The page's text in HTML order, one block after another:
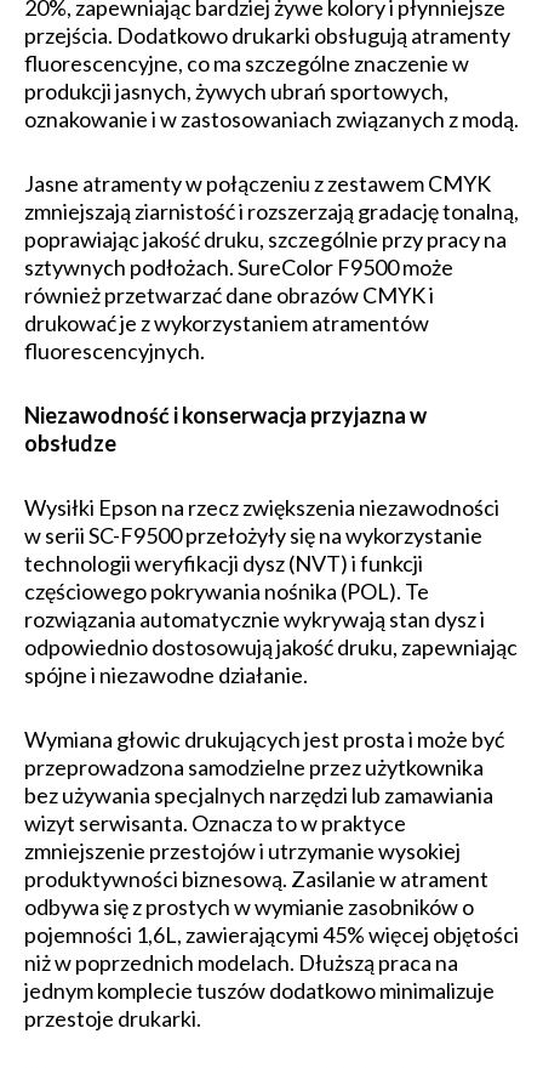
20%, zapewniając bardziej żywe kolory i płynniejsze
przejścia. Dodatkowo drukarki obsługują atramenty
fluorescencyjne, co ma szczególne znaczenie w
produkcji jasnych, żywych ubrań sportowych,
oznakowanie i w zastosowaniach związanych z modą.
Jasne atramenty w połączeniu z zestawem CMYK
zmniejszają ziarnistość i rozszerzają gradację tonalną,
poprawiając jakość druku, szczególnie przy pracy na
sztywnych podłożach. SureColor F9500 może
również przetwarzać dane obrazów CMYK i
drukować je z wykorzystaniem atramentów
fluorescencyjnych.
Niezawodność i konserwacja przyjazna w
obsłudze
Wysiłki Epson na rzecz zwiększenia niezawodności
w serii SC-F9500 przełożyły się na wykorzystanie
technologii weryfikacji dysz (NVT) i funkcji
częściowego pokrywania nośnika (POL). Te
rozwiązania automatycznie wykrywają stan dysz i
odpowiednio dostosowują jakość druku, zapewniając
spójne i niezawodne działanie.
Wymiana głowic drukujących jest prosta i może być
przeprowadzona samodzielne przez użytkownika
bez używania specjalnych narzędzi lub zamawiania
wizyt serwisanta. Oznacza to w praktyce
zmniejszenie przestojów i utrzymanie wysokiej
produktywności biznesową. Zasilanie w atrament
odbywa się z prostych w wymianie zasobników o
pojemności 1,6L, zawierającymi 45% więcej objętości
niż w poprzednich modelach. Dłuższą praca na
jednym komplecie tuszów dodatkowo minimalizuje
przestoje drukarki.